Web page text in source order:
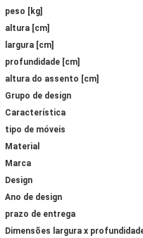
Mais
Informações
peso [kg]
altura [cm]
largura [cm]
profundidade [cm]
altura do assento [cm]
Grupo de design
Característica
tipo de móveis
Material
Marca
Design
Ano de design
prazo de entrega
Dimensões largura x